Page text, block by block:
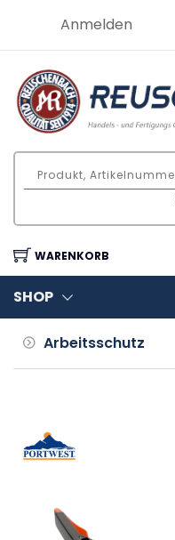
Anmelden
WARENKORB
SHOP
Arbeitsschutz